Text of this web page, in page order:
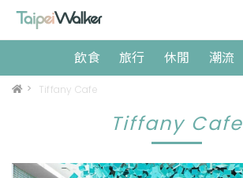
飲食 旅行 休閒 潮流
> Tiffany Cafe
Tiffany Cafe